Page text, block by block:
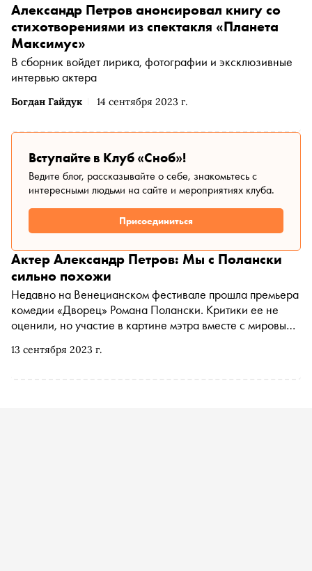
Богдан Гайдук 14 сентября 2023 г.
Александр Петров анонсировал книгу со
стихотворениями из спектакля «Планета
Максимус»
В сборник войдет лирика, фотографии и эксклюзивные
интервью актера
Вступайте в Клуб «Сноб»!
Ведите блог, рассказывайте о себе, знакомьтесь с
интересными людьми на сайте и мероприятиях клуба.
Присоединиться
13 сентября 2023 г.
Актер Александр Петров: Мы с Полански
сильно похожи
Недавно на Венецианском фестивале прошла премьера
комедии «Дворец» Романа Полански. Критики ее не
оценили, но участие в картине мэтра вместе с мировыми
считать своей личной победой. «Сноб» обсудил с ним и